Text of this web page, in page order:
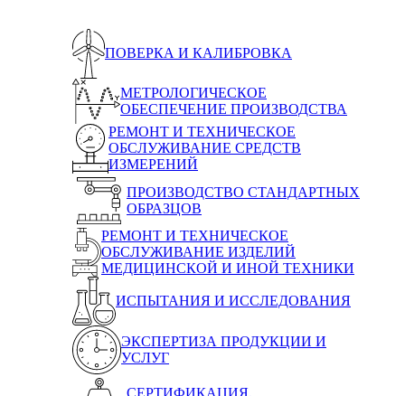
ПОВЕРКА И КАЛИБРОВКА
МЕТРОЛОГИЧЕСКОЕ
ОБЕСПЕЧЕНИЕ ПРОИЗВОДСТВА
РЕМОНТ И ТЕХНИЧЕСКОЕ
ОБСЛУЖИВАНИЕ СРЕДСТВ
ИЗМЕРЕНИЙ
ПРОИЗВОДСТВО СТАНДАРТНЫХ
ОБРАЗЦОВ
РЕМОНТ И ТЕХНИЧЕСКОЕ
ОБСЛУЖИВАНИЕ ИЗДЕЛИЙ
МЕДИЦИНСКОЙ И ИНОЙ ТЕХНИКИ
ИСПЫТАНИЯ И ИССЛЕДОВАНИЯ
ЭКСПЕРТИЗА ПРОДУКЦИИ И
УСЛУГ
СЕРТИФИКАЦИЯ,